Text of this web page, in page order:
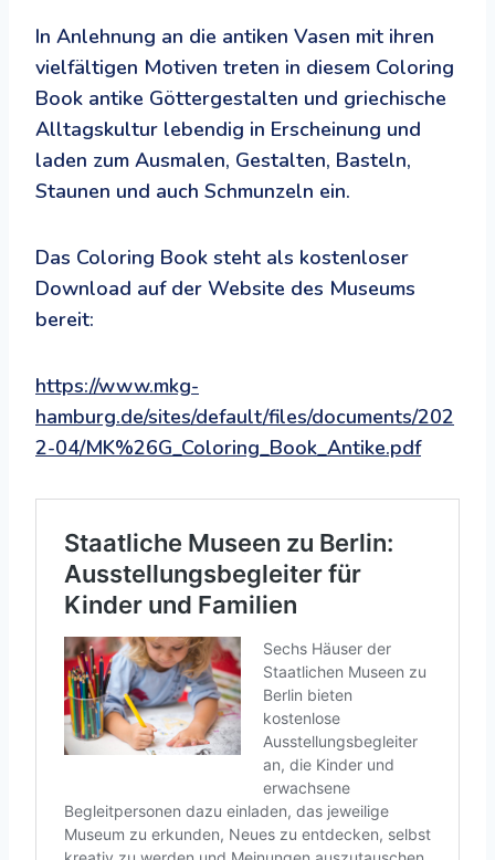
In Anlehnung an die antiken Vasen mit ihren
vielfältigen Motiven treten in diesem Coloring
Book antike Göttergestalten und griechische
Alltagskultur lebendig in Erscheinung und
laden zum Ausmalen, Gestalten, Basteln,
Staunen und auch Schmunzeln ein.
Das Coloring Book steht als kostenloser
Download auf der Website des Museums
bereit:
https://www.mkg-
hamburg.de/sites/default/files/documents/202
2-04/MK%26G_Coloring_Book_Antike.pdf